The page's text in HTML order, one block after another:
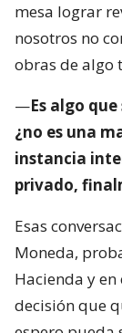
mesa lograr
nosotros no
obras de algo
—Es algo
¿no es una
instancia
privado,
Esas
Moneda,
Hacienda y
decisión que